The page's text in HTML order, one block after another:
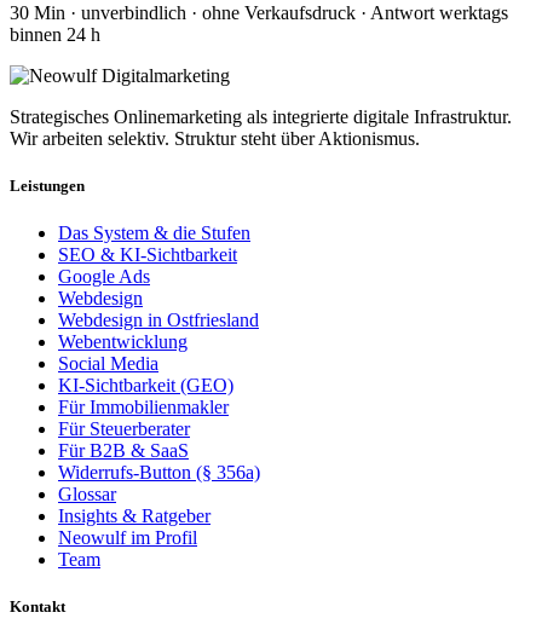
30 Min · unverbindlich · ohne Verkaufsdruck · Antwort werktags
binnen 24 h
Strategisches Onlinemarketing als integrierte digitale Infrastruktur.
Wir arbeiten selektiv. Struktur steht über Aktionismus.
Leistungen
Das System & die Stufen
SEO & KI-Sichtbarkeit
Google Ads
Webdesign
Webdesign in Ostfriesland
Webentwicklung
Social Media
KI-Sichtbarkeit (GEO)
Für Immobilienmakler
Für Steuerberater
Für B2B & SaaS
Widerrufs-Button (§ 356a)
Glossar
Insights & Ratgeber
Neowulf im Profil
Team
Kontakt